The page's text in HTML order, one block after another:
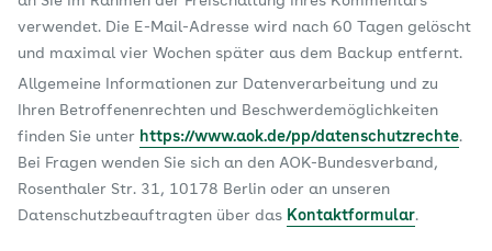
verwendet. Die E-Mail-Adresse wird nach 60 Tagen gelöscht
und maximal vier Wochen später aus dem Backup entfernt.
Allgemeine Informationen zur Datenverarbeitung und zu
Ihren Betroffenenrechten und Beschwerdemöglichkeiten
finden Sie unter https://www.aok.de/pp/datenschutzrechte.
Bei Fragen wenden Sie sich an den AOK-Bundesverband,
Rosenthaler Str. 31, 10178 Berlin oder an unseren
Datenschutzbeauftragten über das Kontaktformular.